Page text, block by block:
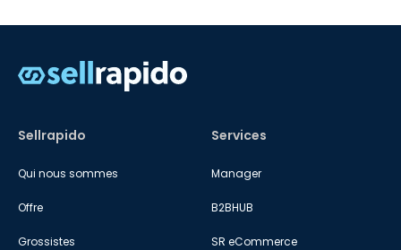
Sellrapido
Qui nous sommes
Offre
Grossistes
Services
Manager
B2BHUB
SR eCommerce